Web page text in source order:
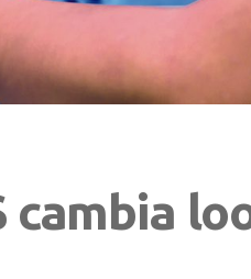
cambia